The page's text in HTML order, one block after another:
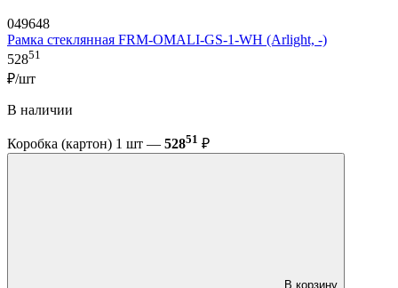
049648
Рамка стеклянная FRM-OMALI-GS-1-WH (Arlight, -)
52851
₽/шт
В наличии
Коробка (картон) 1 шт — 52851 ₽
В корзину